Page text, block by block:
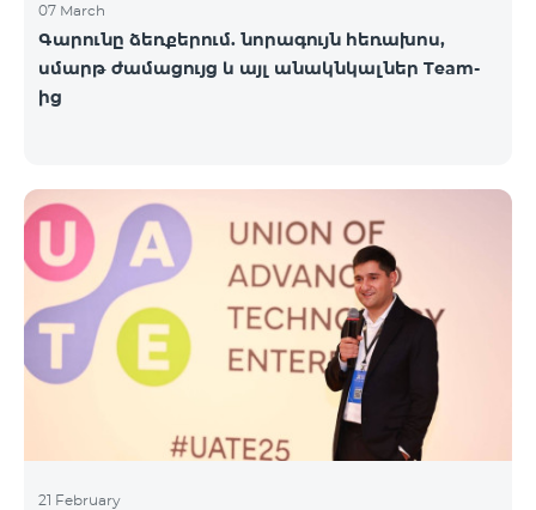
07 March
Գարունը ձեռքերում. նորագույն հեռախոս,
սմարթ ժամացույց և այլ անակնկալներ Team-
ից
21 February